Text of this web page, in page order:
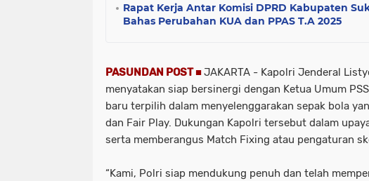
Rapat Kerja Antar Komisi DPRD Kabupaten
Bahas Perubahan KUA dan PPAS T.A 2025
PASUNDAN POST ■JAKARTA - Kapolri Jenderal
menyatakan siap bersinergi dengan Ketua Umum
baru terpilih dalam menyelenggarakan sepak bola
dan Fair Play. Dukungan Kapolri tersebut dalam
serta memberangus Match Fixing atau pengaturan
“Kami, Polri siap mendukung penuh dan telah